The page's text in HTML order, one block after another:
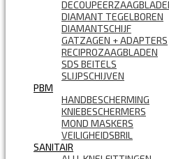
DIAMANT TEGELBOREN
DIAMANTSCHIJF
GATZAGEN + ADAPTERS
RECIPROZAAGBLADEN
SDS BEITELS
SLIJPSCHIJVEN
PBM
HANDBESCHERMING
KNIEBESCHERMERS
MOND MASKERS
VEILIGHEIDSBRIL
SANITAIR